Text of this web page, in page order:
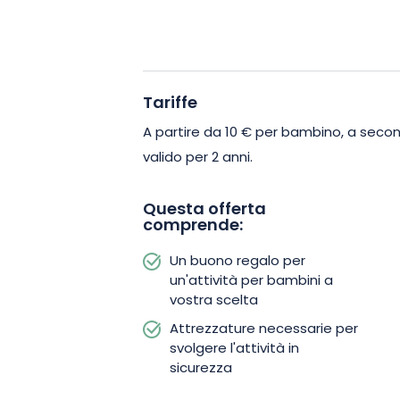
pacchetto in cui potranno vivere
Condividete la felicità dei vostri figli
Tariffe
A partire da 10 € per bambino, a
valido per 2 anni.
Questa offerta
comprende:
Un buono regalo per
un'attività per bambini a
vostra scelta
Attrezzature necessarie per
svolgere l'attività in
sicurezza